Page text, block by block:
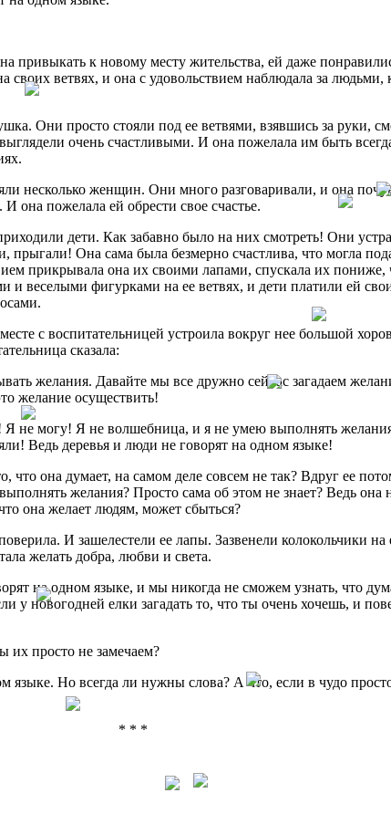
привыкать к новому месту жительства, ей даже
своих ветвях, и она с удовольствием наблюдала за
Они просто стояли под ее ветвями, взявшись за руки,
очень счастливыми. И она пожелала им быть
несколько женщин. Они много разговаривали, и она
она пожелала ей обрести свое счастье.
дети. Как забавно было на них смотреть! Они
прыгали! Она сама была безмерно счастлива, что могла
прикрывала она их своими лапами, спускала их пониже,
и веселыми фигурками на ее ветвях, и дети платили ей
с воспитательницей устроила вокруг нее большой
сказала:
желания. Давайте мы все дружно сейчас загадаем
желание осуществить!
Я не могу! Я не волшебница, и я не умею выполнять
Ведь деревья и люди не говорят на одном языке!
что она думает, на самом деле совсем не так? Вдруг ее
желания? Просто сама об этом не знает? Ведь она
она желает людям, может сбыться?
И зашелестели ее лапы. Зазвенели колокольчики на
желать добра, любви и света.
на одном языке, и мы никогда не сможем узнать, что
у новогодней елки загадать то, что ты очень хочешь, и
их просто не замечаем?
языке. Но всегда ли нужны слова? А что, если в чудо
* * *